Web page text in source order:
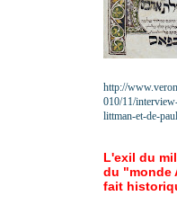
http://
010/11/
littman-et-de-
L'exil du
du "monde
fait